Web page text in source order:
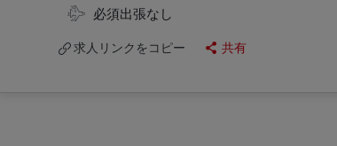
Travel Required
必須出張なし
求人リンクをコピー 共有